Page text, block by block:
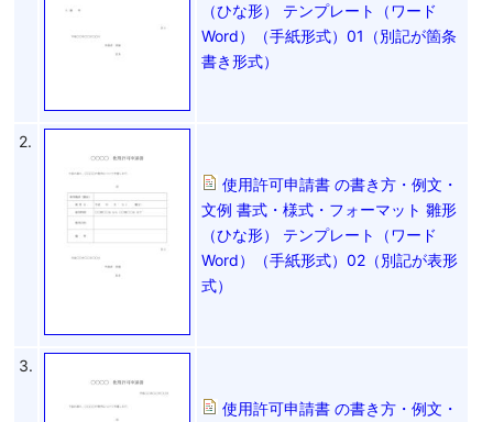
（ひな形） テンプレート（ワード
Word）（手紙形式）01（別記が箇条
書き形式）
2.
使用許可申請書 の書き方・例文・
文例 書式・様式・フォーマット 雛形
（ひな形） テンプレート（ワード
Word）（手紙形式）02（別記が表形
式）
3.
使用許可申請書 の書き方・例文・